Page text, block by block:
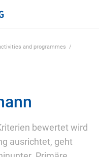
and programmes
bewertet wird
ausrichtet, geht